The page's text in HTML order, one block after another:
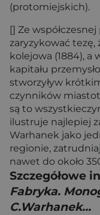
(protomiejskich).
[] Ze
zaryzykować tezę,
kolejowa (1884),
kapitału
stworzyływ
czynników
są to
ilustruje najlepiej
Warhanek jako
regionie,
nawet do około
Szczegółowe
Fabryka.
C.Warhanek...